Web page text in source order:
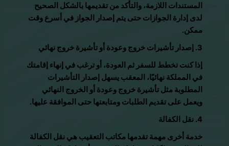
المستندات اللازمة، والتأكد من تقديمها بالشكل الصحيح
لدى إدارة الجوازات حتى يتم إصدار الجواز في أسرع وقت
ممكن.
3. إصدار تأشيرات خروج وعودة أو تأشيرة خروج نهائي
إذا كنت تخطط للسفر ثم العودة، أو ترغب في إنهاء إقامتك
في المملكة نهائيًا، المعقب يسهل إصدار التأشيرات
المطلوبة مثل تأشيرة خروج وعودة أو الخروج النهائي
ويعمل على تقديم الطلبات ومتابعتها حتى الموافقة عليها.
4. نقل الكفالة
خدمة أخرى مهمة تقدمها مكاتب التعقيب هي نقل الكفالة